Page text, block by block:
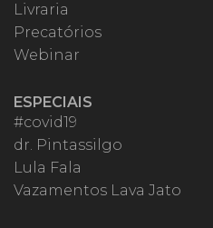
Livraria
Precatórios
Webinar
ESPECIAIS
#covid19
dr. Pintassilgo
Lula Fala
Vazamentos Lava Jato